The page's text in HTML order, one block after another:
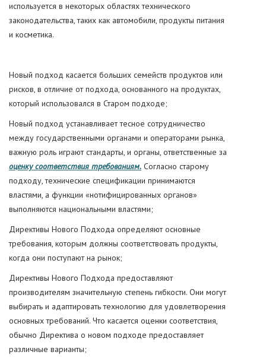
используется в некоторых областях технического
законодательства, таких как автомобили, продукты питания
и косметика.
Новый подход касается больших семейств продуктов или
рисков, в отличие от подхода, основанного на продуктах,
который использовался в Старом подходе;
Новый подход устанавливает тесное сотрудничество
между государственными органами и операторами рынка,
важную роль играют стандарты, и органы, ответственные за
оценку соответствия требованиям. Согласно старому
подходу, технические спецификации принимаются
властями, а функции «нотифицированных органов»
выполняются национальными властями;
Директивы Нового Подхода определяют основные
требования, которым должны соответствовать продукты,
когда они поступают на рынок;
Директивы Нового Подхода предоставляют
производителям значительную степень гибкости. Они могут
выбирать и адаптировать технологию для удовлетворения
основных требований. Что касается оценки соответствия,
обычно Директива о новом подходе предоставляет
различные варианты;